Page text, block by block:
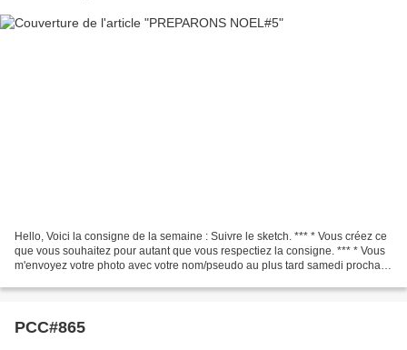
Hello, Voici la consigne de la semaine : Suivre le sketch. *** * Vous créez ce
que vous souhaitez pour autant que vous respectiez la consigne. *** * Vous
m'envoyez votre photo avec votre nom/pseudo au plus tard samedi prochain
PCC#865